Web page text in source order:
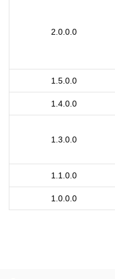
2.0.0.0
1.5.0.0
1.4.0.0
1.3.0.0
1.1.0.0
1.0.0.0